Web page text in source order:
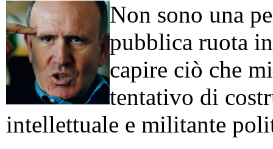
Non sono una
pubblica ruota
capire ciò che
tentativo di
intellettuale e militante